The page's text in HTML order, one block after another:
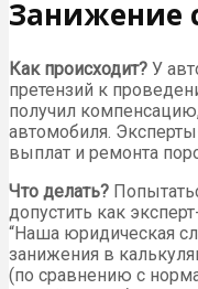
Занижение
Как происходит? У
претензий к
получил
автомобиля.
выплат и ремонта
Что делать?
допустить как
“Наша юридическая
занижения в
(по сравнению с